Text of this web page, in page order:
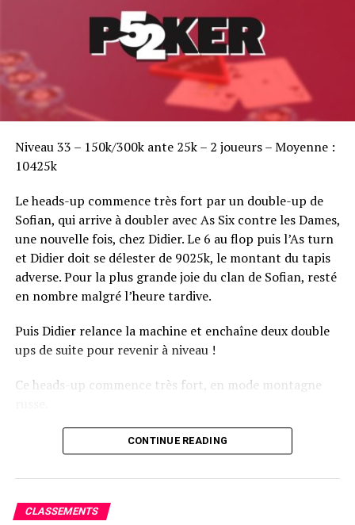
Niveau 33 – 150k/300k ante 25k – 2 joueurs – Moyenne :
10425k
Le heads-up commence très fort par un double-up de
Sofian, qui arrive à doubler avec As Six contre les Dames,
une nouvelle fois, chez Didier. Le 6 au flop puis l’As turn
et Didier doit se délester de 9025k, le montant du tapis
adverse. Pour la plus grande joie du clan de Sofian, resté
en nombre malgré l’heure tardive.
Puis Didier relance la machine et enchaîne deux double
ups de suite pour revenir à niveau !
Ce heads-up commence très fort, en mode montagne
Le champagne va réchauffer si les deux finalistes ne se décident pas !
CONTINUE READING
CLASSEMENTS